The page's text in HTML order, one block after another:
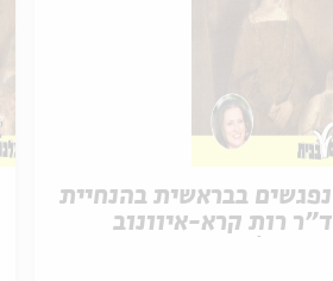
נפגשים בבראשית בהנחיית
ד"ר רות קרא-איוונוב